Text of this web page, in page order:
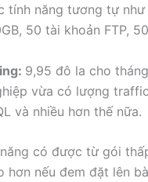
tính năng tương tự
50 tài khoản FTP,
9,95 đô la cho
vừa có lượng
và nhiều hơn thế nữa.
có được từ gói
hơn nếu đem đặt lên